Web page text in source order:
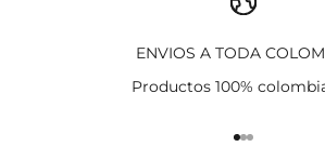
ENVIOS A TODA
Productos 100%
Ir al artículo 1
Ir al artículo
Ir al